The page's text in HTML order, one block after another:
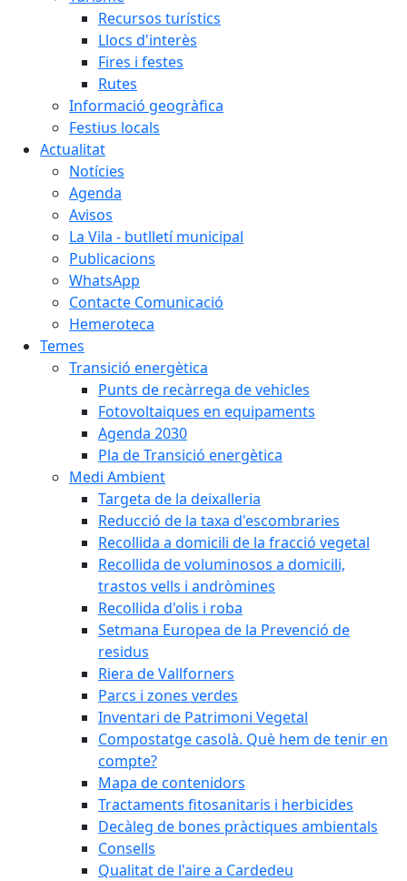
Recursos turístics
Llocs d'interès
Fires i festes
Rutes
Informació geogràfica
Festius locals
Actualitat
Notícies
Agenda
Avisos
La Vila - butlletí municipal
Publicacions
WhatsApp
Contacte Comunicació
Hemeroteca
Temes
Transició energètica
Punts de recàrrega de vehicles
Fotovoltaiques en equipaments
Agenda 2030
Pla de Transició energètica
Medi Ambient
Targeta de la deixalleria
Reducció de la taxa d'escombraries
Recollida a domicili de la fracció vegetal
Recollida de voluminosos a domicili,
trastos vells i andròmines
Recollida d'olis i roba
Setmana Europea de la Prevenció de
residus
Riera de Vallforners
Parcs i zones verdes
Inventari de Patrimoni Vegetal
Compostatge casolà. Què hem de tenir en
compte?
Mapa de contenidors
Tractaments fitosanitaris i herbicides
Decàleg de bones pràctiques ambientals
Consells
Qualitat de l'aire a Cardedeu